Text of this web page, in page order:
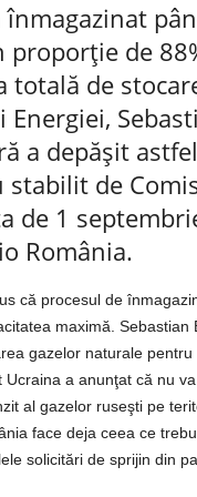
înmagazinat
proporţie de
totală de
a depăşit
de
de 1
România.
că procesul de
maximă. Sebastian
gazelor naturale
Ucraina a anunţat că nu
al gazelor ruseşti pe
face deja ceea ce
solicitări de sprijin din